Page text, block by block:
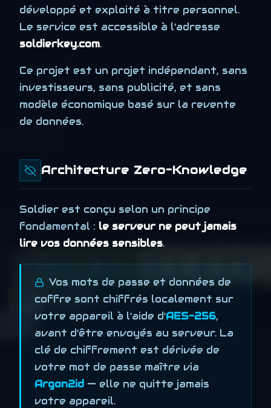
développé et exploité à titre personnel.
Le service est accessible à l'adresse
soldierkey.com.
Ce projet est un projet indépendant, sans
investisseurs, sans publicité, et sans
modèle économique basé sur la revente
de données.
Architecture Zero-Knowledge
Soldier est conçu selon un principe
fondamental : le serveur ne peut jamais
lire vos données sensibles.
Vos mots de passe et données de
coffre sont chiffrés localement sur
votre appareil à l'aide d'AES-256,
avant d'être envoyés au serveur. La
clé de chiffrement est dérivée de
votre mot de passe maître via
Argon2id — elle ne quitte jamais
votre appareil.